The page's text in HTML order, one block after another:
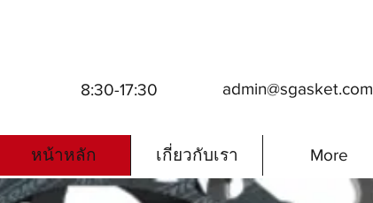
หน้าหลัก เกี่ยวกับเรา More
admin@sgasket.com
8:30-17:30